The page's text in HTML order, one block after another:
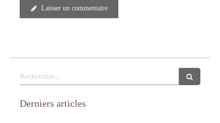
Laisser un commentaire
Rechercher
Derniers articles